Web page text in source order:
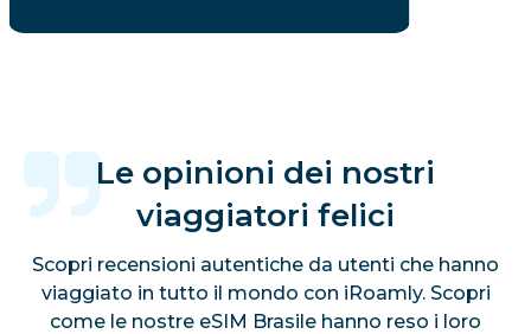
Le opinioni dei nostri
viaggiatori felici
Scopri recensioni autentiche da utenti che hanno
viaggiato in tutto il mondo con iRoamly. Scopri
come le nostre eSIM Brasile hanno reso i loro